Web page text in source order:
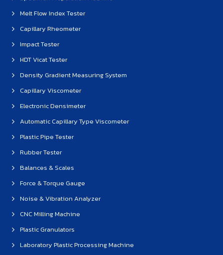
Melt Flow Index Tester
Capillary Rheometer
Impact Tester
HDT Vicat Tester
Density Gradient Measuring System
Capillary Viscometer
Electronic Densimeter
Automatic Capillary Type Viscometer
Plastic Pipe Tester
Rubber Tester
Balances & Scales
Force & Torque Gauge
Noise & Vibration Analyzer
CNC Milling Machine
Plastic Granulators
Laboratory Plastic Processing Machine